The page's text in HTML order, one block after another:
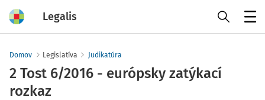
Legalis
Domov Legislatíva Judikatúra
2 Tost 6/2016 - európsky zatýkací
rozkaz